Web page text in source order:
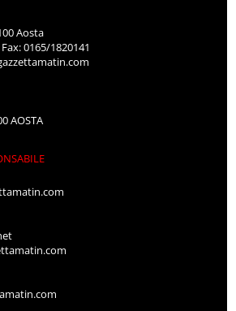
Aosta
0165/1820141
AOSTA